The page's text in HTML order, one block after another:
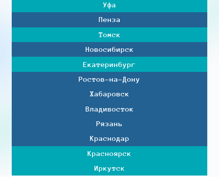
Уфа
Пенза
Томск
Новосибирск
Екатеринбург
Ростов-на-Дону
Хабаровск
Владивосток
Рязань
Краснодар
Красноярск
Иркутск